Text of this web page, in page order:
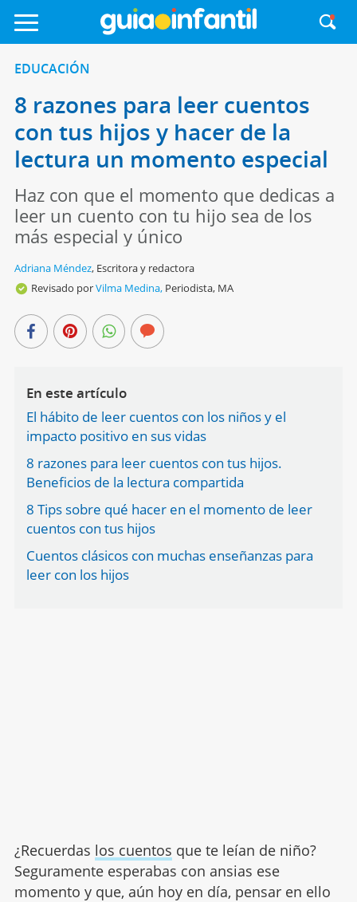
EDUCACIÓN
8 razones para leer cuentos
con tus hijos y hacer de la
lectura un momento especial
Haz con que el momento que dedicas a
leer un cuento con tu hijo sea de los
más especial y único
Adriana Méndez, Escritora y redactora
Revisado porVilma Medina, Periodista, MA
En este artículo
El hábito de leer cuentos con los niños y el
impacto positivo en sus vidas
8 razones para leer cuentos con tus hijos.
Beneficios de la lectura compartida
8 Tips sobre qué hacer en el momento de leer
cuentos con tus hijos
Cuentos clásicos con muchas enseñanzas para
leer con los hijos
¿Recuerdas los cuentos que te leían de niño?
Seguramente esperabas con ansias ese
momento y que, aún hoy en día, pensar en ello